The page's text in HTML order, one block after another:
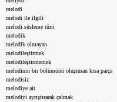
melodi
melodi ile ilgili
melodi süsleme türü
melodik
melodik olmayan
melodileştirmek
melodileştirmemek
melodinin bir bölümünü oluşturan kısa parça
melodisiz
melodiye ait
melodiyi ayrıştırarak çalmak